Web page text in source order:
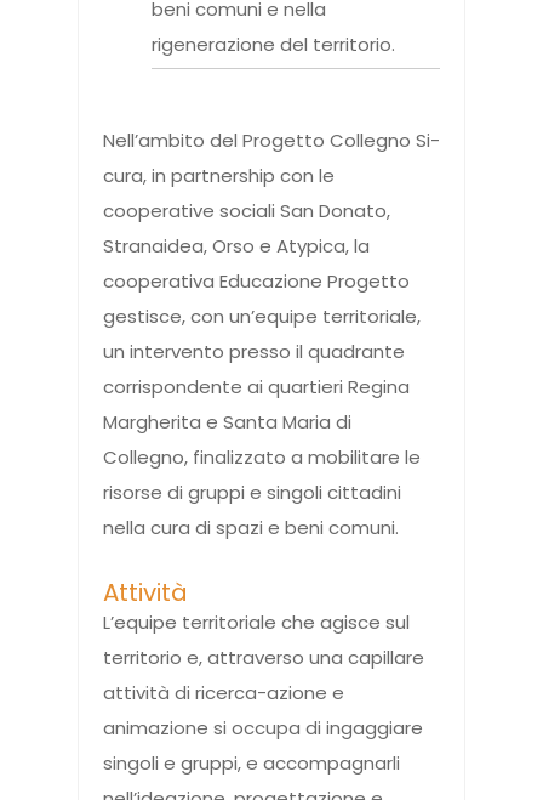
beni comuni e nella
rigenerazione del territorio.
Nell’ambito del Progetto Collegno Si-
cura, in partnership con le
cooperative sociali San Donato,
Stranaidea, Orso e Atypica, la
cooperativa Educazione Progetto
gestisce, con un’equipe territoriale,
un intervento presso il quadrante
corrispondente ai quartieri Regina
Margherita e Santa Maria di
Collegno, finalizzato a mobilitare le
risorse di gruppi e singoli cittadini
nella cura di spazi e beni comuni.
Attività
L’equipe territoriale che agisce sul
territorio e, attraverso una capillare
attività di ricerca-azione e
animazione si occupa di ingaggiare
singoli e gruppi, e accompagnarli